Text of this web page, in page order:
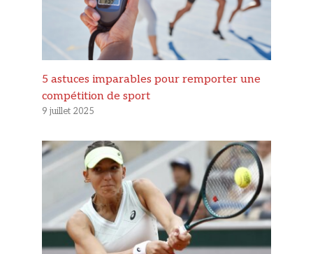
5 astuces imparables pour remporter une
compétition de sport
9 juillet 2025